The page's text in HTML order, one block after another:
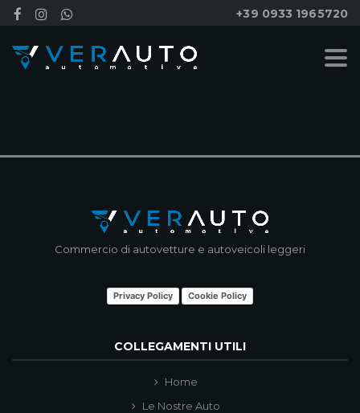
+39 0933 1965720
Commercio di autovetture e autoveicoli leggeri
Privacy Policy Cookie Policy
COLLEGAMENTI UTILI
Home
Le Nostre Auto